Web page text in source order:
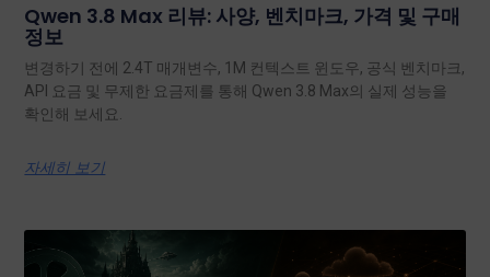
Qwen 3.8 Max 리뷰: 사양, 벤치마크, 가격 및 구매
정보
변경하기 전에 2.4T 매개변수, 1M 컨텍스트 윈도우, 공식 벤치마크,
API 요금 및 무제한 요금제를 통해 Qwen 3.8 Max의 실제 성능을
확인해 보세요.
자세히 보기